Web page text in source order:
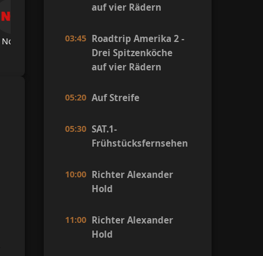
Now Tv TRT Spor A Spor A Haber
auf vier Rädern
03:45 Roadtrip Amerika 2 -
Drei Spitzenköche
auf vier Rädern
05:20 Auf Streife
05:30 SAT.1-
Frühstücksfernsehen
10:00 Richter Alexander
Hold
11:00 Richter Alexander
Hold